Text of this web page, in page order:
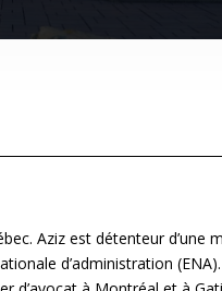
Aziz est détenteur d’une
d’administration